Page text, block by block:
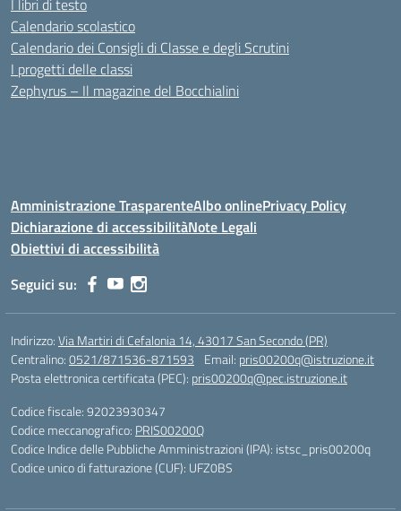
I libri di testo
Calendario scolastico
Calendario dei Consigli di Classe e degli Scrutini
I progetti delle classi
Zephyrus – Il magazine del Bocchialini
Amministrazione TrasparenteAlbo onlinePrivacy Policy
Dichiarazione di accessibilitàNote Legali
Obiettivi di accessibilità
Seguici su:
Indirizzo:Via Martiri di Cefalonia 14, 43017 San Secondo (PR)
Centralino:0521/871536-871593 Email: pris00200q@istruzione.it
Posta elettronica certificata (PEC): pris00200q@pec.istruzione.it
Codice fiscale: 92023930347
Codice meccanografico: PRIS00200Q
Codice Indice delle Pubbliche Amministrazioni (IPA): istsc_pris00200q
Codice unico di fatturazione (CUF): UFZ0BS